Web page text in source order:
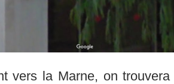
vers la Marne, on